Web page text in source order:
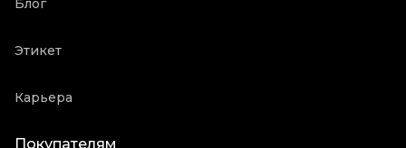
Блог
Этикет
Карьера
Покупателям